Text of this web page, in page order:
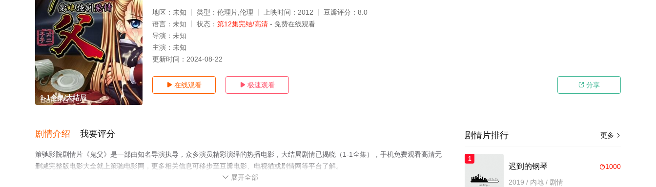
1-1全集/大结局
地区： 未知 类型： 伦理片,伦理 上映时间： 2012 豆瓣评分： 8.0
语言： 未知 状态： 第12集完结/高清 - 免费在线观看
导演： 未知
主演： 未知
更新时间： 2024-08-22
 在线观看  极速观看  分享
剧情介绍 我要评分
策驰影院剧情片《鬼父》是一部由知名导演执导，众多演员精彩演绎的热播电影，大结局剧情已揭晓（1-1全集），手机免费观看高清无
删减完整版电影大全就上策驰电影网，更多相关信息可移步至豆瓣电影、电视猫或剧情网等平台了解。
 展开全部
更多 
剧情片排行
1
1000
迟到的钢琴
2019 / 内地 / 剧情